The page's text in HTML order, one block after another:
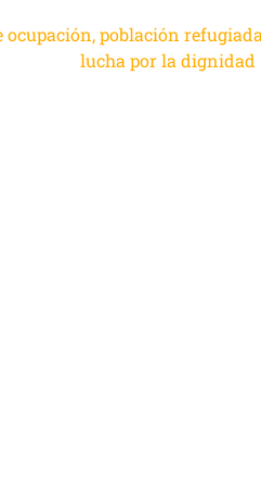
ocupación, población
lucha por la dignidad